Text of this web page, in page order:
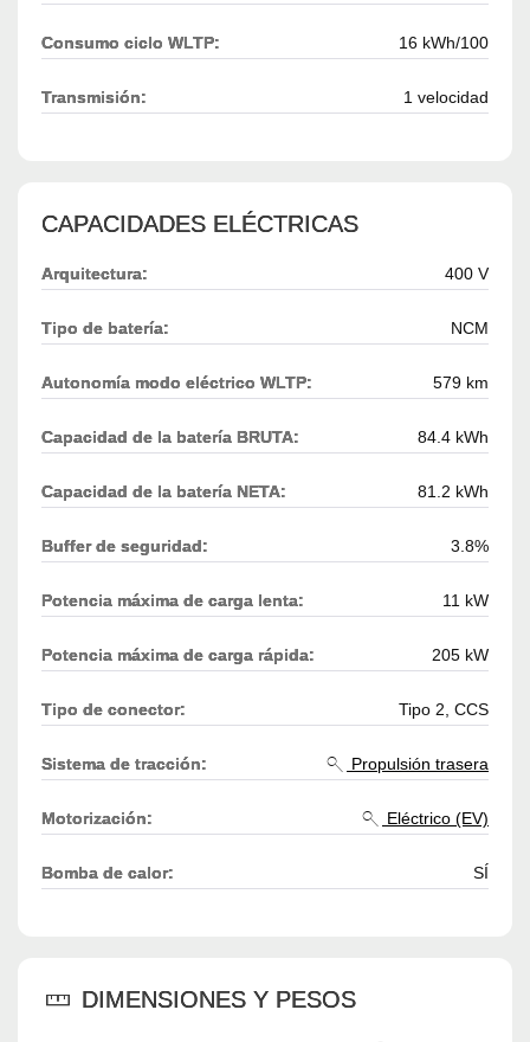
Consumo ciclo WLTP: 16 kWh/100
Transmisión: 1 velocidad
CAPACIDADES ELÉCTRICAS
Arquitectura: 400 V
Tipo de batería: NCM
Autonomía modo eléctrico WLTP: 579 km
Capacidad de la batería BRUTA: 84.4 kWh
Capacidad de la batería NETA: 81.2 kWh
Buffer de seguridad: 3.8%
Potencia máxima de carga lenta: 11 kW
Potencia máxima de carga rápida: 205 kW
Tipo de conector: Tipo 2, CCS
Sistema de tracción: Propulsión trasera
Motorización: Eléctrico (EV)
Bomba de calor: SÍ
DIMENSIONES Y PESOS